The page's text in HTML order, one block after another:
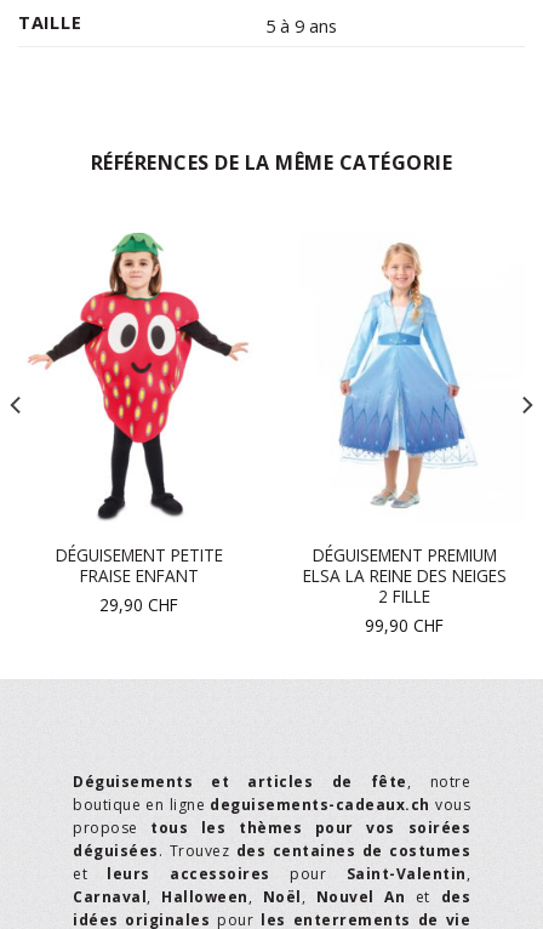
TAILLE
5 à 9 ans
RÉFÉRENCES DE LA MÊME CATÉGORIE
DÉGUISEMENT PETITE
FRAISE ENFANT
29,90 CHF
DÉGUISEMENT PREMIUM
ELSA LA REINE DES NEIGES
2 FILLE
99,90 CHF
Déguisements et articles de fête, notre
boutique en ligne deguisements-cadeaux.ch vous
propose tous les thèmes pour vos soirées
déguisées. Trouvez des centaines de costumes
et leurs accessoires pour Saint-Valentin,
Carnaval, Halloween, Noël, Nouvel An et des
idées originales pour les enterrements de vie